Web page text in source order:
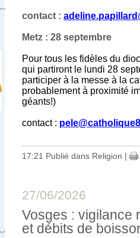
contact :
Metz : 28 septembre
Pour tous les fidèles du
qui partiront le lundi 28
participer à la messe à la
probablement à proximité
géants!)
contact :
17:21 Publié dans Religion |
27/06/2026
Vosges : vigilance
et débits de